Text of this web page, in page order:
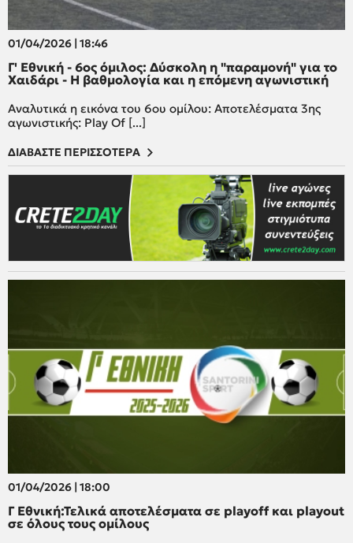
01/04/2026 | 18:46
Γ' Εθνική - 6ος όμιλος: Δύσκολη η "παραμονή" για το
Χαιδάρι - Η βαθμολογία και η επόμενη αγωνιστική
Αναλυτικά η εικόνα του 6ου ομίλου: Αποτελέσματα 3ης
αγωνιστικής: Play Of [...]
ΔΙΑΒΑΣΤΕ ΠΕΡΙΣΣΟΤΕΡΑ
01/04/2026 | 18:00
Γ Εθνική:Τελικά αποτελέσματα σε playoff και playout
σε όλους τους ομίλους